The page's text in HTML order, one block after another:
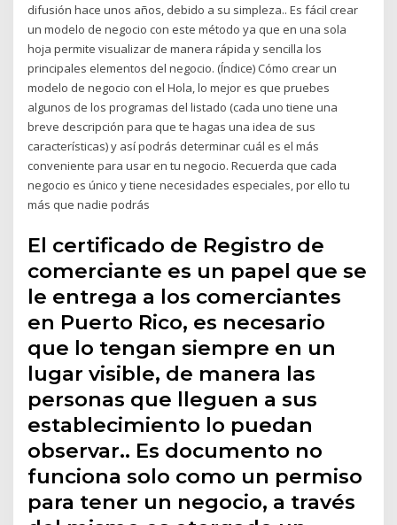
difusión hace unos años, debido a su simpleza.. Es fácil crear
un modelo de negocio con este método ya que en una sola
hoja permite visualizar de manera rápida y sencilla los
principales elementos del negocio. (Índice) Cómo crear un
modelo de negocio con el Hola, lo mejor es que pruebes
algunos de los programas del listado (cada uno tiene una
breve descripción para que te hagas una idea de sus
características) y así podrás determinar cuál es el más
conveniente para usar en tu negocio. Recuerda que cada
negocio es único y tiene necesidades especiales, por ello tu
más que nadie podrás
El certificado de Registro de
comerciante es un papel que se
le entrega a los comerciantes
en Puerto Rico, es necesario
que lo tengan siempre en un
lugar visible, de manera las
personas que lleguen a sus
establecimiento lo puedan
observar.. Es documento no
funciona solo como un permiso
para tener un negocio, a través